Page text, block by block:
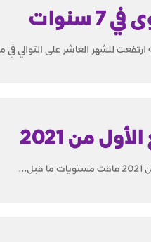
ارتفعت للشهر العاشر على التوالي
من 2021